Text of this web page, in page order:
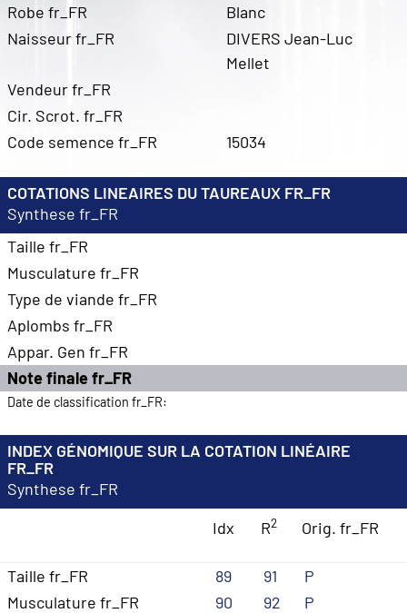
Robe fr_FR
Blanc
Naisseur fr_FR
DIVERS Jean-Luc
Mellet
Vendeur fr_FR
Cir. Scrot. fr_FR
Code semence fr_FR
15034
COTATIONS LINEAIRES DU TAUREAUX FR_FR
Synthese fr_FR
Taille fr_FR
Musculature fr_FR
Type de viande fr_FR
Aplombs fr_FR
Appar. Gen fr_FR
Note finale fr_FR
Date de classification fr_FR:
INDEX GÉNOMIQUE SUR LA COTATION LINÉAIRE
FR_FR
Synthese fr_FR
Idx
R2 Orig. fr_FR
Taille fr_FR 89 91
P
Musculature fr_FR
90 92
P